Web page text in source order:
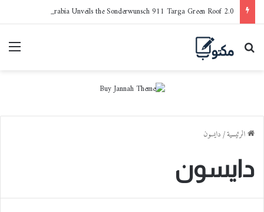
بحث عن
الرئيسية/دايسون
دايسون